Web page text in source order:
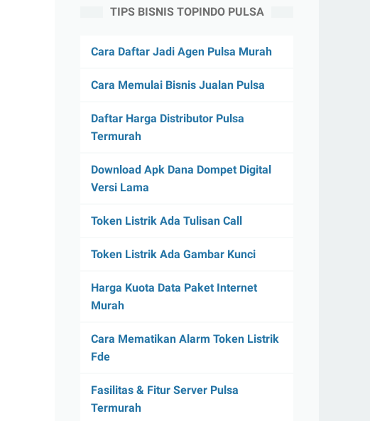
TIPS BISNIS TOPINDO PULSA
Cara Daftar Jadi Agen Pulsa Murah
Cara Memulai Bisnis Jualan Pulsa
Daftar Harga Distributor Pulsa
Termurah
Download Apk Dana Dompet Digital
Versi Lama
Token Listrik Ada Tulisan Call
Token Listrik Ada Gambar Kunci
Harga Kuota Data Paket Internet
Murah
Cara Mematikan Alarm Token Listrik
Fde
Fasilitas & Fitur Server Pulsa
Termurah